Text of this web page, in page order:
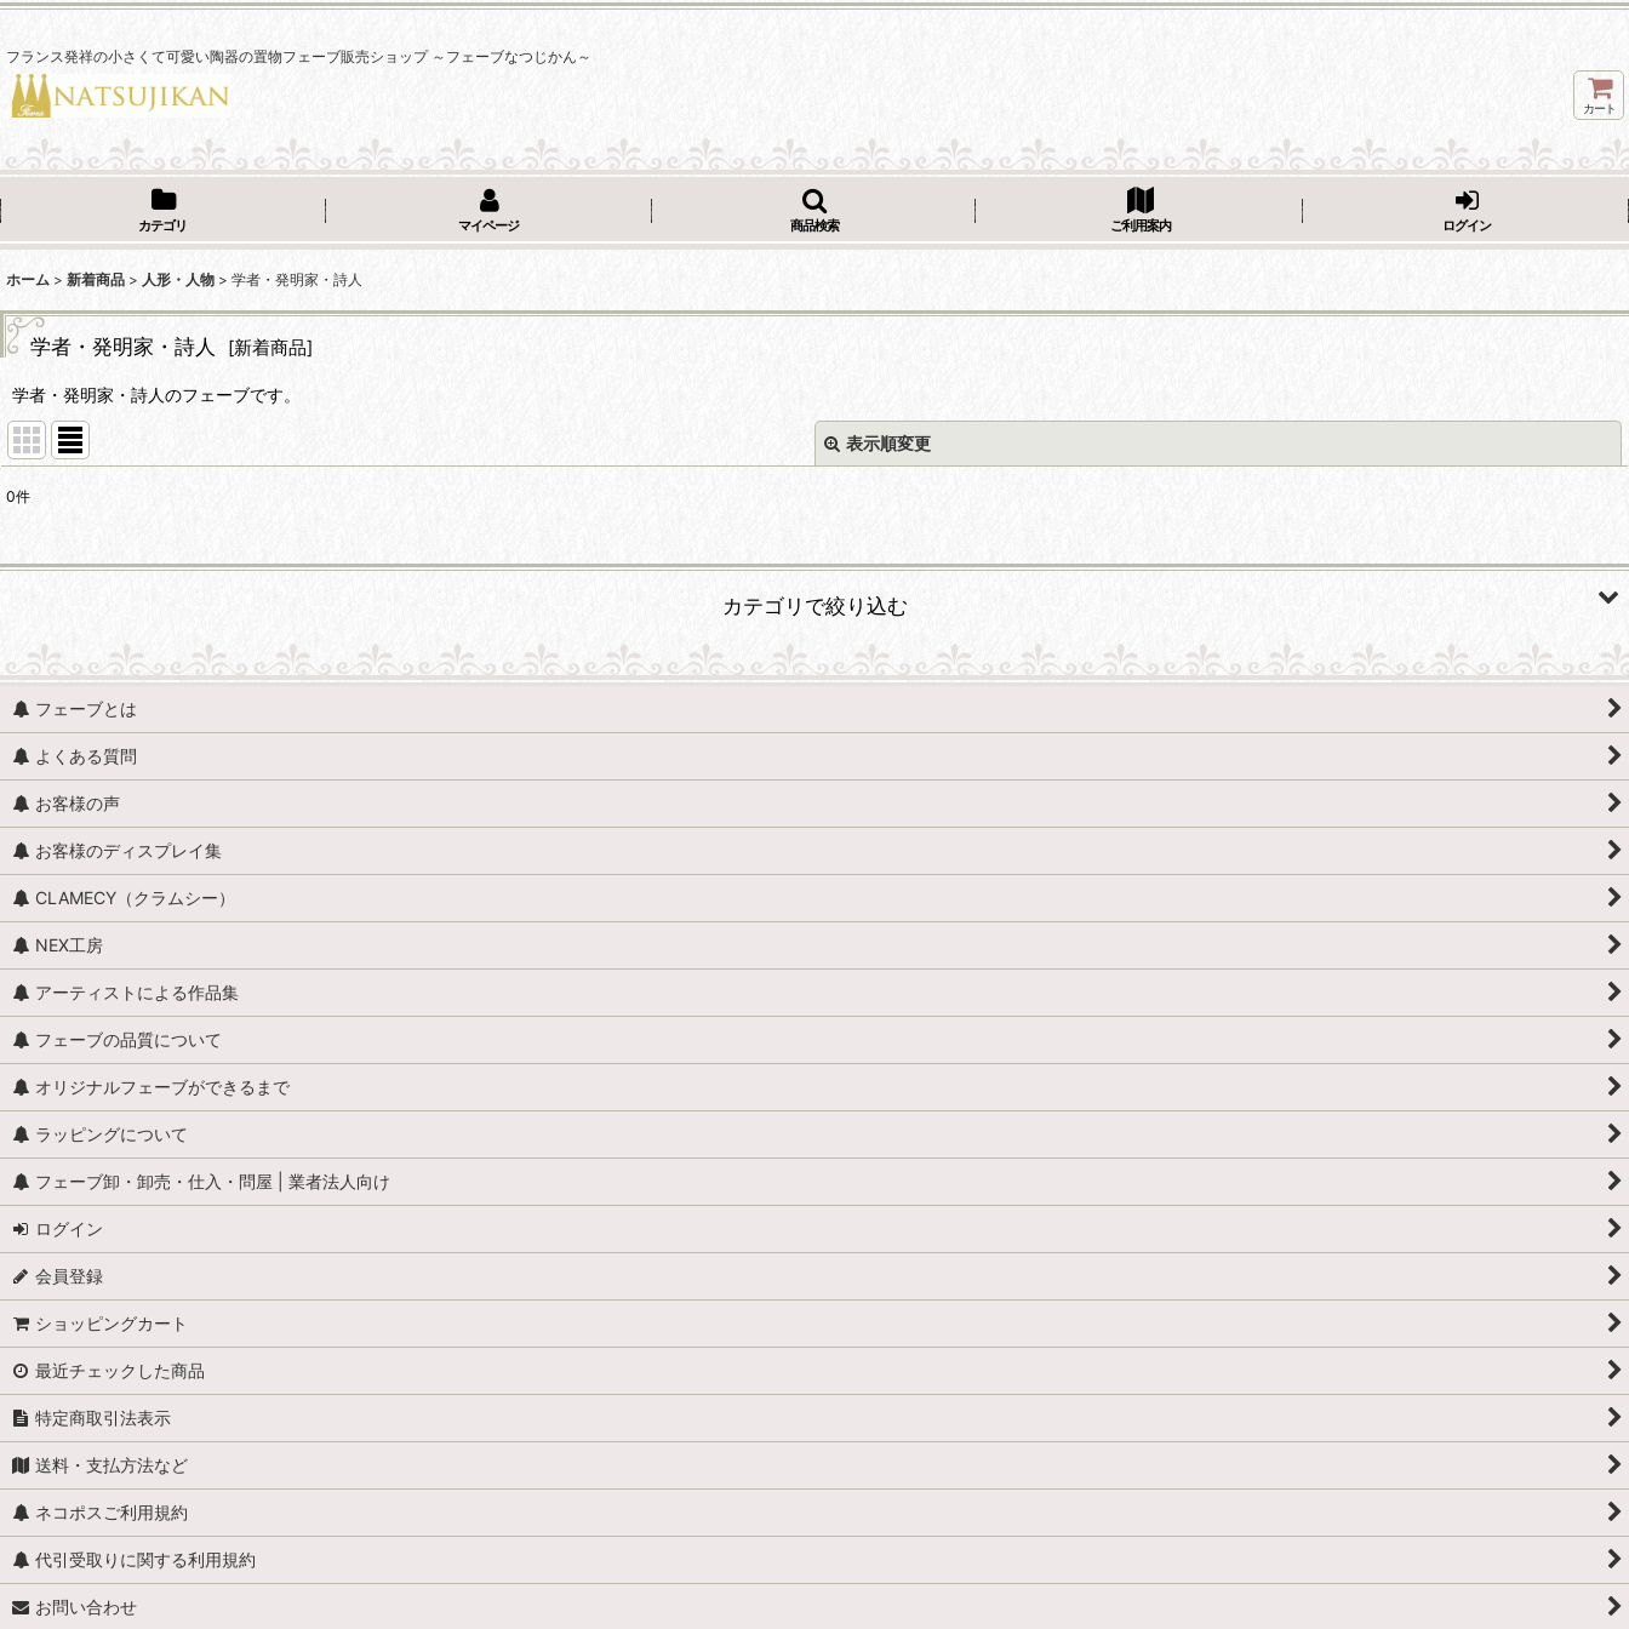
フランス発祥の小さくて可愛い陶器の置物フェーブ販売ショップ ～フェーブなつじかん～
カート
カテゴリ マイページ 商品検索 ご利用案内 ログイン
ホーム > 新着商品 > 人形・人物 > 学者・発明家・詩人
学者・発明家・詩人 [新着商品]
学者・発明家・詩人のフェーブです。
表示順変更
絞り込む
0件
カテゴリで絞り込む
人形・人物 (すべての商品を表示)
人形・人物全般
アンティークドール
映画・ヒーロー
王・貴族・英雄・歴史上の人物
おやすみなさい、こども達 / くまのヌーヌー
怪物
学校
学者・発明家・詩人
カリメロ
キティ
小人
くまのプーさん
少年ブールと愛犬ビル
職業・仕事
スーパーマン
フェーブとは
よくある質問
お客様の声
お客様のディスプレイ集
CLAMECY（クラムシー）
NEX工房
アーティストによる作品集
フェーブの品質について
オリジナルフェーブができるまで
ラッピングについて
フェーブ卸・卸売・仕入・問屋 | 業者法人向け
ログイン
会員登録
ショッピングカート
最近チェックした商品
特定商取引法表示
送料・支払方法など
ネコポスご利用規約
代引受取りに関する利用規約
お問い合わせ